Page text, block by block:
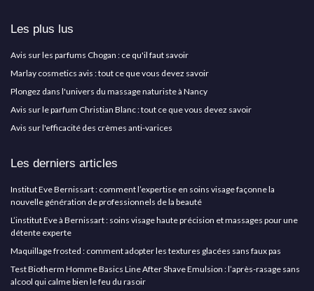
Les plus lus
Avis sur les parfums Chogan : ce qu'il faut savoir
Marlay cosmetics avis : tout ce que vous devez savoir
Plongez dans l'univers du massage naturiste à Nancy
Avis sur le parfum Christian Blanc : tout ce que vous devez savoir
Avis sur l'efficacité des crèmes anti-varices
Les derniers articles
Institut Eve Bernissart : comment l’expertise en soins visage façonne la
nouvelle génération de professionnels de la beauté
L’institut Eve à Bernissart : soins visage haute précision et massages pour une
détente experte
Maquillage frosted : comment adopter les textures glacées sans faux pas
Test Biotherm Homme Basics Line After Shave Emulsion : l’après-rasage sans
alcool qui calme bien le feu du rasoir